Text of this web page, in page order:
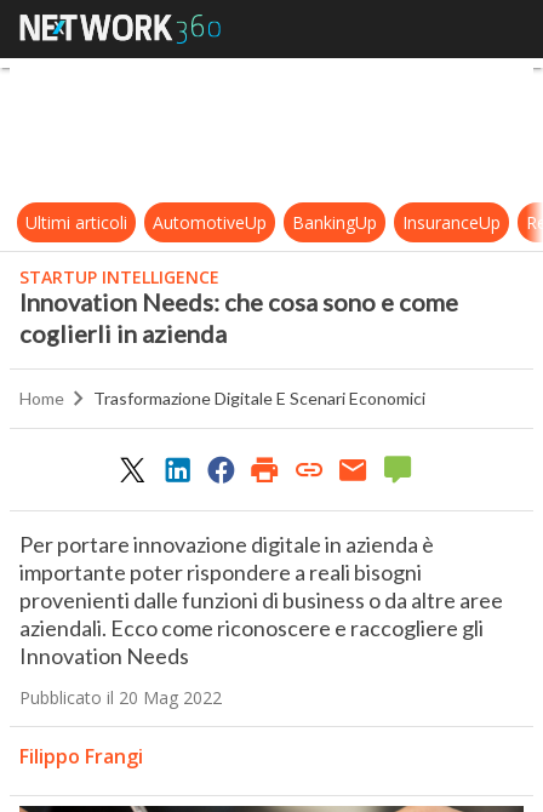
Innovation Needs: che cosa sono
Ultimi articoli AutomotiveUp BankingUp InsuranceUp
STARTUP INTELLIGENCE
Innovation Needs: che cosa sono e come
coglierli in azienda
Home Trasformazione Digitale E Scenari Economici
Per portare innovazione digitale in azienda è
importante poter rispondere a reali bisogni
provenienti dalle funzioni di business o da altre aree
aziendali. Ecco come riconoscere e raccogliere gli
Innovation Needs
Pubblicato il 20 Mag 2022
Filippo Frangi